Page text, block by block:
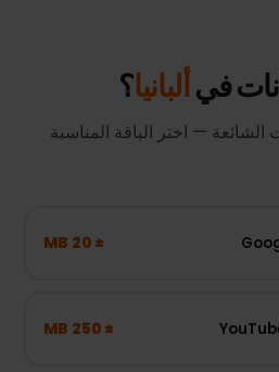
فيألبانيا؟
— اختر الباقة المناسبة
± 20 MB
± 250 MB